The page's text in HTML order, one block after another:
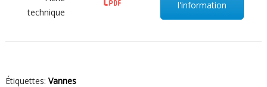
technique
l'information
Étiquettes: Vannes